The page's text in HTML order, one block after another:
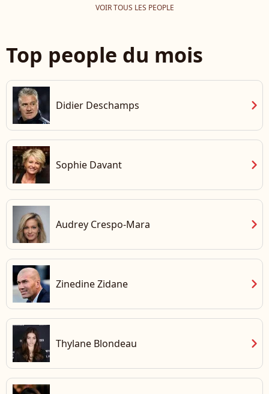
VOIR TOUS LES PEOPLE
Top people du mois
Didier Deschamps chevron_right
Sophie Davant chevron_right
Audrey Crespo-Mara chevron_right
Zinedine Zidane chevron_right
Thylane Blondeau chevron_right